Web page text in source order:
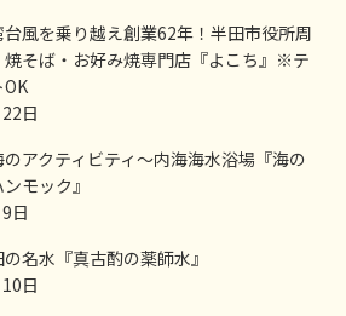
台風を乗り越え創業62年！半田市役所周
焼そば・お好み焼専門店『よこち』※テ
日
アクティビティ～内海海水浴場『海の
モック』
日
名水『真古酌の薬師水』
日